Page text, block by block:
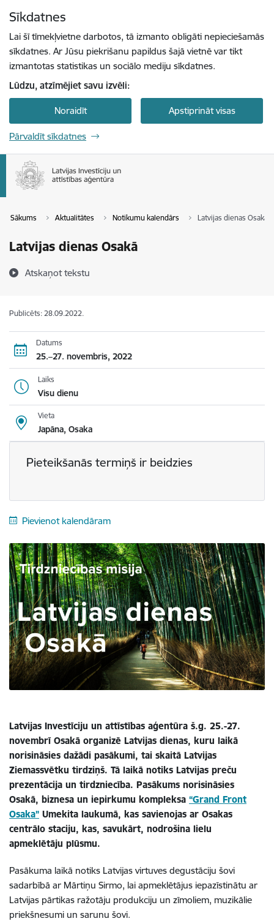
Sīkdatnes
Lai šī tīmekļvietne darbotos, tā izmanto obligāti nepieciešamās
sīkdatnes. Ar Jūsu piekrišanu papildus šajā vietnē var tikt
izmantotas statistikas un sociālo mediju sīkdatnes.
Lūdzu, atzīmējiet savu izvēli:
Noraidīt Apstiprināt visas
Pārvaldīt sīkdatnes
Sākums Aktualitātes Notikumu kalendārs Latvijas dienas Osakā
Latvijas dienas Osakā
Atskaņot tekstu
Publicēts: 28.09.2022.
Datums
25.–27. novembris, 2022
Laiks
Visu dienu
Vieta
Japāna, Osaka
Pieteikšanās termiņš ir beidzies
Pievienot kalendāram
Latvijas Investīciju un attīstības aģentūra š.g. 25.-27.
novembrī Osakā organizē Latvijas dienas, kuru laikā
norisināsies dažādi pasākumi, tai skaitā Latvijas
Ziemassvētku tirdziņš. Tā laikā notiks Latvijas preču
prezentācija un tirdzniecība. Pasākums norisināsies
Osakā, biznesa un iepirkumu kompleksa “Grand Front
Osaka” Umekita laukumā, kas savienojas ar Osakas
centrālo staciju, kas, savukārt, nodrošina lielu
apmeklētāju plūsmu.
Pasākuma laikā notiks Latvijas virtuves degustāciju šovi
sadarbībā ar Mārtiņu Sirmo, lai apmeklētājus iepazīstinātu ar
Latvijas pārtikas ražotāju produkciju un zīmoliem, muzikālie
priekšnesumi un sarunu šovi.